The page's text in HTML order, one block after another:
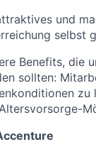
und
selbst
Benefits, die
sollten:
zu